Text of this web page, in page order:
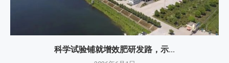
科学试验铺就增效肥研发路，示...